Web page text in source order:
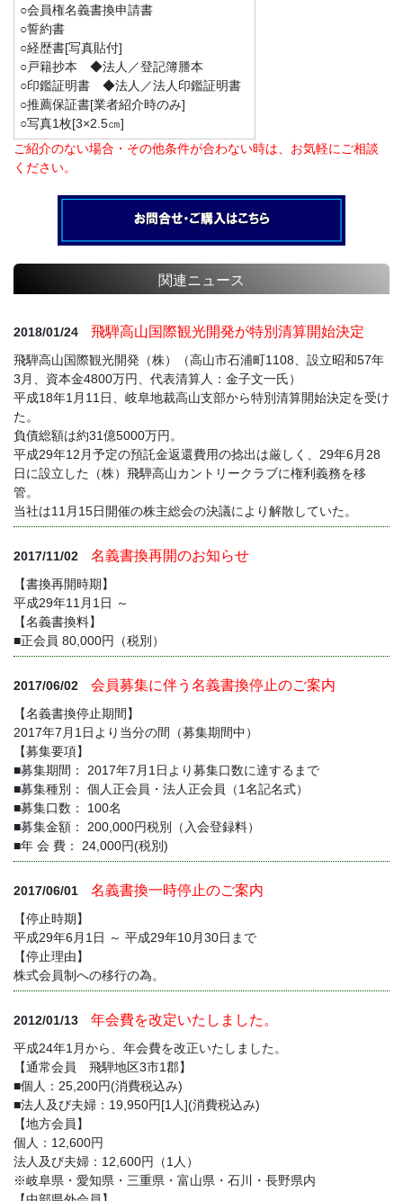
○会員権名義書換申請書
○誓約書
○経歴書[写真貼付]
○戸籍抄本 ◆法人／登記簿謄本
○印鑑証明書 ◆法人／法人印鑑証明書
○推薦保証書[業者紹介時のみ]
○写真1枚[3×2.5㎝]
ご紹介のない場合・その他条件が合わない時は、お気軽にご相談
ください。
関連ニュース
2018/01/24 飛騨高山国際観光開発が特別清算開始決定
飛騨高山国際観光開発（株）（高山市石浦町1108、設立昭和57年
3月、資本金4800万円、代表清算人：金子文一氏）
平成18年1月11日、岐阜地裁高山支部から特別清算開始決定を受け
た。
負債総額は約31億5000万円。
平成29年12月予定の預託金返還費用の捻出は厳しく、29年6月28
日に設立した（株）飛騨高山カントリークラブに権利義務を移
管。
当社は11月15日開催の株主総会の決議により解散していた。
2017/11/02 名義書換再開のお知らせ
【書換再開時期】
平成29年11月1日 ～
【名義書換料】
■正会員 80,000円（税別）
2017/06/02 会員募集に伴う名義書換停止のご案内
【名義書換停止期間】
2017年7月1日より当分の間（募集期間中）
【募集要項】
■募集期間： 2017年7月1日より募集口数に達するまで
■募集種別： 個人正会員・法人正会員（1名記名式）
■募集口数： 100名
■募集金額： 200,000円税別（入会登録料）
■年 会 費： 24,000円(税別)
2017/06/01 名義書換一時停止のご案内
【停止時期】
平成29年6月1日 ～ 平成29年10月30日まで
【停止理由】
株式会員制への移行の為。
2012/01/13 年会費を改定いたしました。
平成24年1月から、年会費を改正いたしました。
【通常会員 飛騨地区3市1郡】
■個人：25,200円(消費税込み)
■法人及び夫婦：19,950円[1人](消費税込み)
【地方会員】
個人：12,600円
法人及び夫婦：12,600円（1人）
※岐阜県・愛知県・三重県・富山県・石川・長野県内